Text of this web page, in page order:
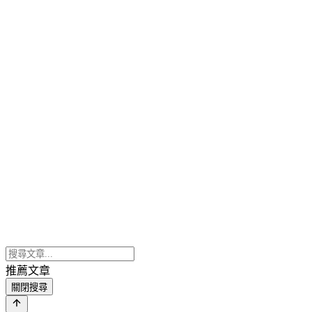
推薦文章
關閉搜尋